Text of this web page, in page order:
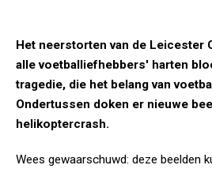
Het neerstorten van de Leicester
alle voetballiefhebbers' harten
tragedie, die het belang van
Ondertussen doken er nieuwe
helikoptercrash.
Wees gewaarschuwd: deze beelden